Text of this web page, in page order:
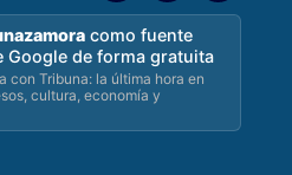
como fuente
Google de forma gratuita
con Tribuna: la última hora en
cultura, economía y